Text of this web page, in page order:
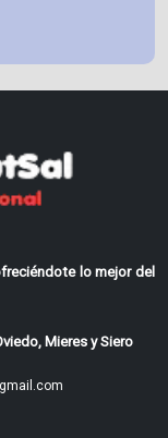
lo mejor del
Mieres y Siero